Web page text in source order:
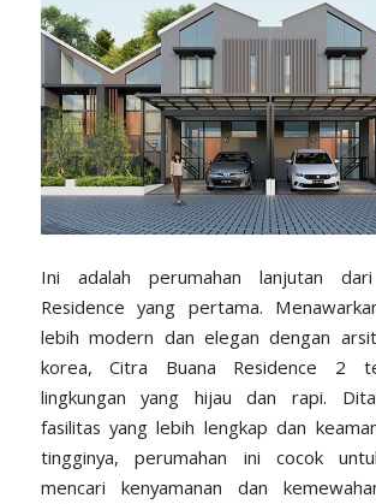
Ini adalah perumahan lanjutan
Residence yang pertama.
lebih modern dan elegan dengan
korea, Citra Buana Residence 2
lingkungan yang hijau dan rapi.
fasilitas yang lebih lengkap dan
tingginya, perumahan ini cocok
mencari kenyamanan dan